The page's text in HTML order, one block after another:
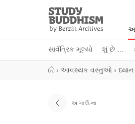
Study
Buddhism
Home
સાર્વત્રિક મૂલ્યો શું છે …
› આવશ્યક વસ્તુઓ › ધ્યાન
અગાઉના